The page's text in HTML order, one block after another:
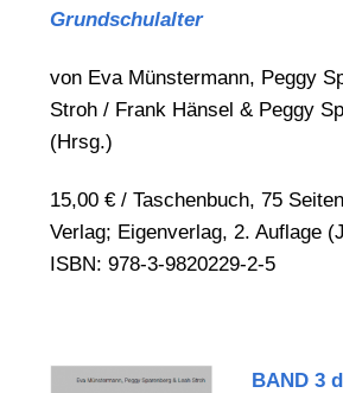
Grundschulalter
von Eva Münstermann, Peggy
Stroh / Frank Hänsel & Peggy
(Hrsg.)
15,00 € / Taschenbuch, 75
Verlag; Eigenverlag, 2. Auflage
ISBN: 978-3-9820229-2-5
BAND 3